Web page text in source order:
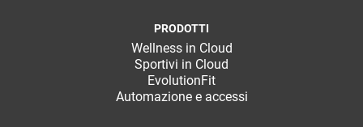
PRODOTTI
Wellness in Cloud
Sportivi in Cloud
EvolutionFit
Automazione e accessi